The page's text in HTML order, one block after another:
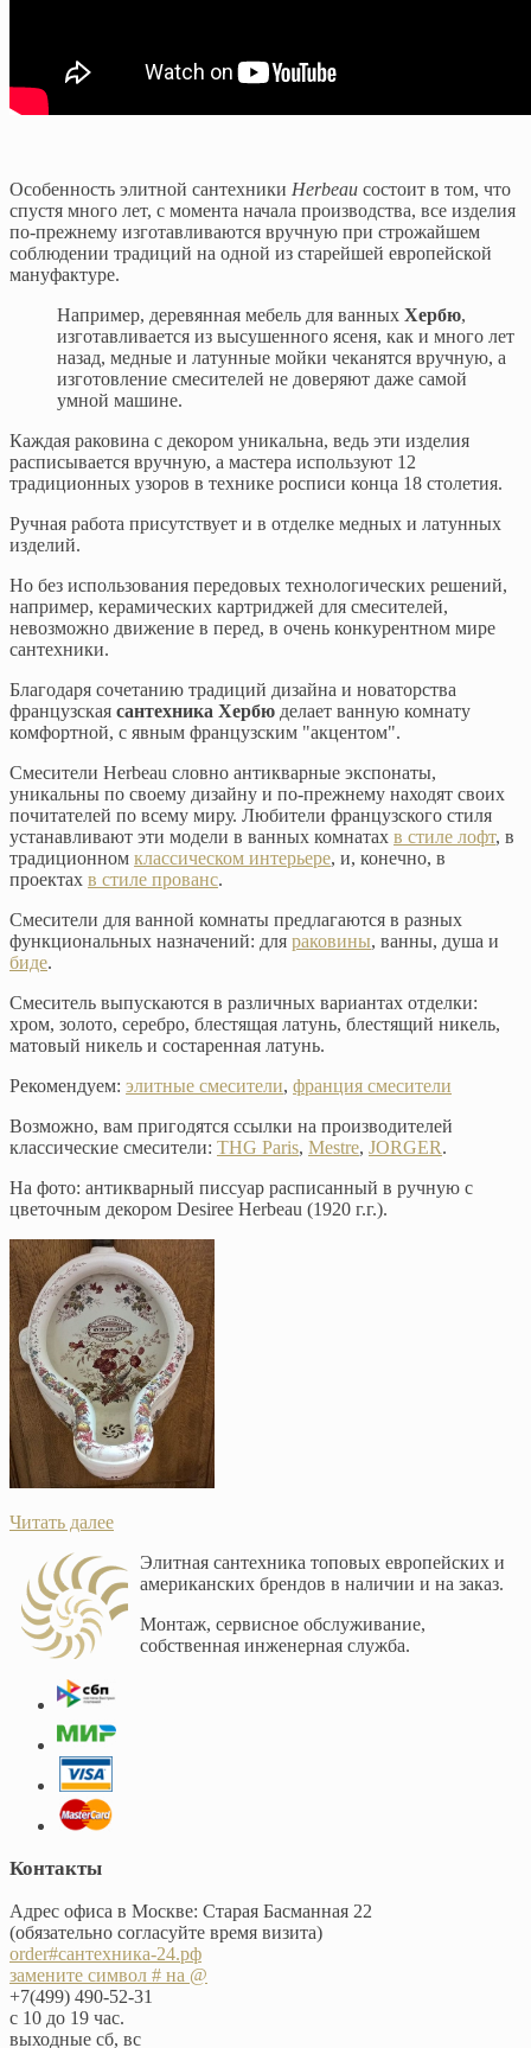
Особенность элитной сантехники Herbeau состоит в том, что
спустя много лет, с момента начала производства, все изделия
по-прежнему изготавливаются вручную при строжайшем
соблюдении традиций на одной из старейшей европейской
мануфактуре.
Например, деревянная мебель для ванных Хербю,
изготавливается из высушенного ясеня, как и много лет
назад, медные и латунные мойки чеканятся вручную, а
изготовление смесителей не доверяют даже самой
умной машине.
Каждая раковина с декором уникальна, ведь эти изделия
расписывается вручную, а мастера используют 12
традиционных узоров в технике росписи конца 18 столетия.
Ручная работа присутствует и в отделке медных и латунных
изделий.
Но без использования передовых технологических решений,
например, керамических картриджей для смесителей,
невозможно движение в перед, в очень конкурентном мире
сантехники.
Благодаря сочетанию традиций дизайна и новаторства
французская сантехника Хербю делает ванную комнату
комфортной, с явным французским "акцентом".
Смесители Herbeau словно антикварные экспонаты,
уникальны по своему дизайну и по-прежнему находят своих
почитателей по всему миру. Любители французского стиля
устанавливают эти модели в ванных комнатах в стиле лофт, в
традиционном классическом интерьере, и, конечно, в
проектах в стиле прованс.
Смесители для ванной комнаты предлагаются в разных
функциональных назначений: для раковины, ванны, душа и
биде.
Смеситель выпускаются в различных вариантах отделки:
хром, золото, серебро, блестящая латунь, блестящий никель,
матовый никель и состаренная латунь.
Рекомендуем: элитные смесители, франция смесители
Возможно, вам пригодятся ссылки на производителей
классические смесители: THG Paris, Mestre, JORGER.
На фото: антикварный писсуар расписанный в ручную с
цветочным декором Desiree Herbeau (1920 г.г.).
Читать далее
Элитная сантехника топовых европейских и
американских брендов в наличии и на заказ.
Монтаж, сервисное обслуживание,
собственная инженерная служба.
Контакты
Адрес офиса в Москве: Старая Басманная 22
(обязательно согласуйте время визита)
order#сантехника-24.рф
замените символ # на @
+7(499) 490-52-31
с 10 до 19 час.
выходные сб, вс